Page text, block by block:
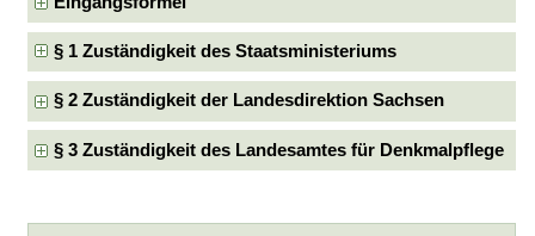
§ 1 Zuständigkeit des Staatsministeriums
§ 2 Zuständigkeit der Landesdirektion Sachsen
§ 3 Zuständigkeit des Landesamtes für Denkmalpflege